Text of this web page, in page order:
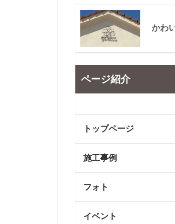
かわ
ページ紹介
トップページ
新築トップ
リフォームトップ
施工事例
フォト
イベント